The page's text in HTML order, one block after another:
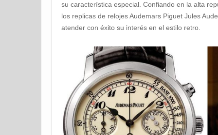
su característica especial. Confiando en la alta
los replicas de relojes Audemars Piguet Jules
atender con éxito su interés en el estilo retro.